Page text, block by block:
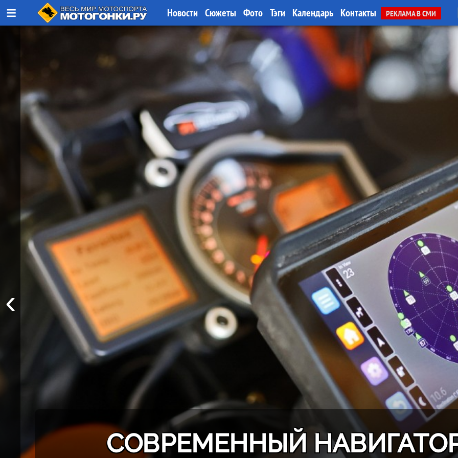
≡ Новости Сюжеты Фото Тэги Календарь Контакты РЕКЛАМА В СМИ
‹
СОВРЕМЕННЫЙ